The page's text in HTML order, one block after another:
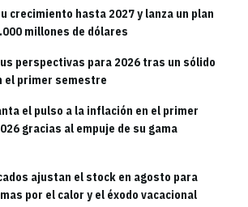
crecimiento hasta 2027 y lanza un plan
millones de dólares
perspectivas para 2026 tras un sólido
el primer semestre
el pulso a la inflación en el primer
gracias al empuje de su gama
ajustan el stock en agosto para
por el calor y el éxodo vacacional